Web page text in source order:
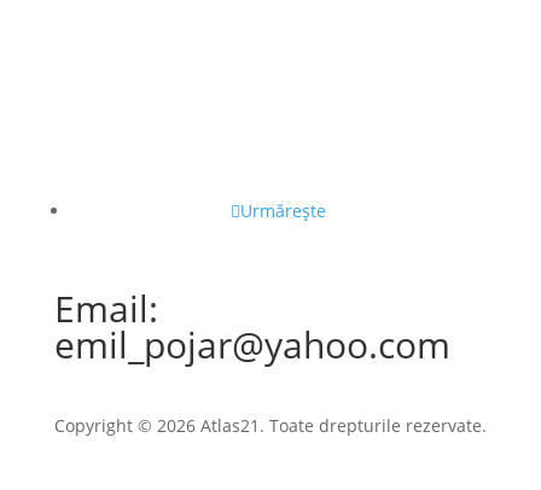
Urmărește
Email:
emil_pojar@yahoo.com
Copyright © 2026 Atlas21. Toate drepturile rezervate.